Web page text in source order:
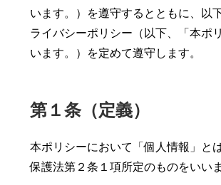
います。）を遵守するとともに、以
ライバシーポリシー（以下、「本ポ
います。）を定めて遵守します。
第１条（定義）
本ポリシーにおいて「個人情報」と
保護法第２条１項所定のものをいいま